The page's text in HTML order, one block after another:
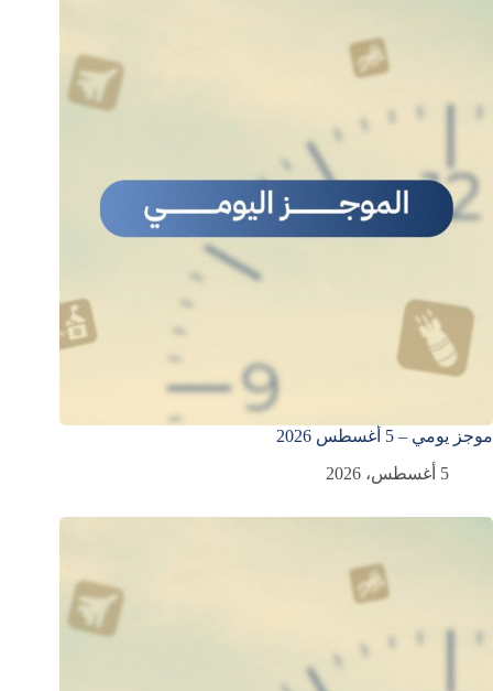
موجز يومي – 5 أغسطس 2026
5 أغسطس، 2026